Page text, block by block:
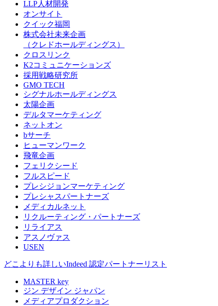
LLP人材開発
オンサイト
クイック福岡
株式会社未来企画
（クレドホールディングス）
クロスリンク
K2コミュニケーションズ
採用戦略研究所
GMO TECH
シグナルホールディングス
太陽企画
デルタマーケティング
ネットオン
bサーチ
ヒューマンワーク
飛竜企画
フェリクシード
フルスピード
プレシジョンマーケティング
プレシャスパートナーズ
メディカルネット
リクルーティング・パートナーズ
リライアス
アスノヴァス
USEN
どこよりも詳しいIndeed 認定パートナーリスト
MASTER key
ジン デザイン ジャパン
メディアプロダクション